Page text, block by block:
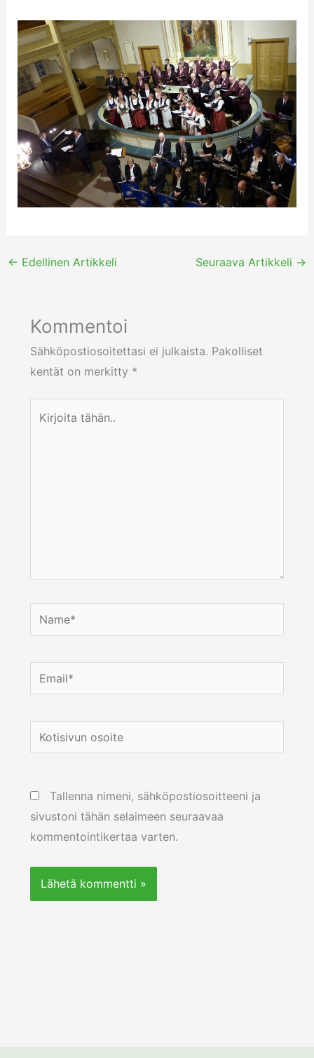
← Edellinen Artikkeli Seuraava Artikkeli →
Kommentoi
Sähköpostiosoitettasi ei julkaista. Pakolliset
kentät on merkitty *
tähän..
Name*
Email*
Kotisivun
osoite
Tallenna nimeni, sähköpostiosoitteeni ja
sivustoni tähän selaimeen seuraavaa
kommentointikertaa varten.